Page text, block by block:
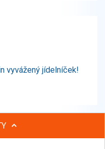
vyvážený jídelníček!